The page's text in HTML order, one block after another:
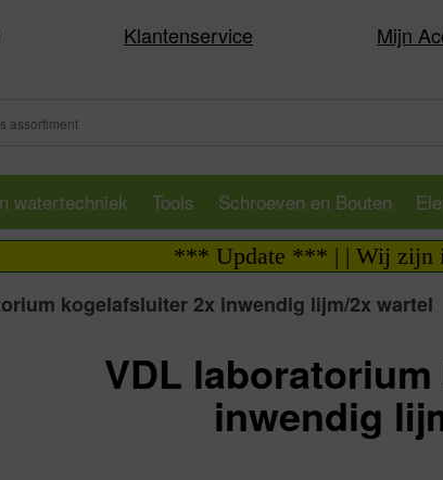
Klantenservice Mijn
watertechniek Tools Schroeven en Bouten
*** Update *** | | Wij zijn
kogelafsluiter 2x inwendig lijm/2x wartel
VDL
inwendig